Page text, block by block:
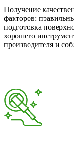
Получение
факторов:
подготовка
хорошего
производителя и